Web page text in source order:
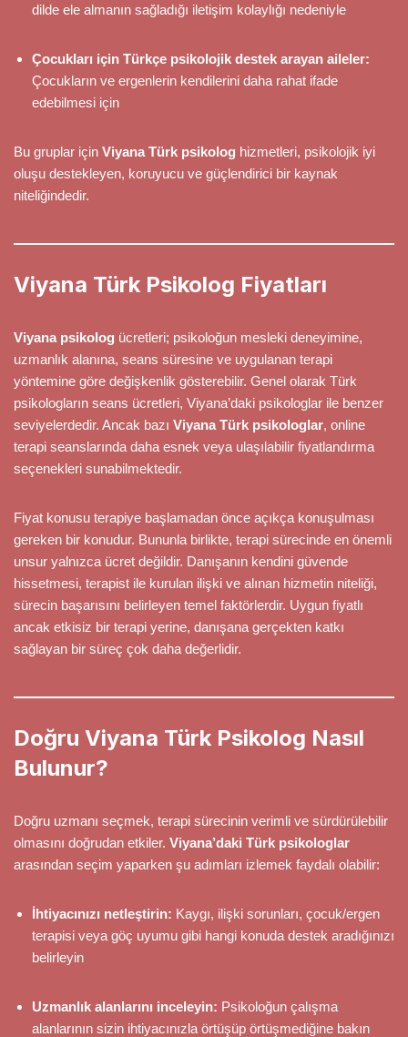
dilde ele almanın sağladığı iletişim kolaylığı nedeniyle
Çocukları için Türkçe psikolojik destek arayan aileler:
Çocukların ve ergenlerin kendilerini daha rahat ifade
edebilmesi için
Bu gruplar için Viyana Türk psikolog hizmetleri, psikolojik iyi
oluşu destekleyen, koruyucu ve güçlendirici bir kaynak
niteliğindedir.
Viyana Türk Psikolog Fiyatları
Viyana psikolog ücretleri; psikoloğun mesleki deneyimine,
uzmanlık alanına, seans süresine ve uygulanan terapi
yöntemine göre değişkenlik gösterebilir. Genel olarak Türk
psikologların seans ücretleri, Viyana’daki psikologlar ile benzer
seviyelerdedir. Ancak bazı Viyana Türk psikologlar, online
terapi seanslarında daha esnek veya ulaşılabilir fiyatlandırma
seçenekleri sunabilmektedir.
Fiyat konusu terapiye başlamadan önce açıkça konuşulması
gereken bir konudur. Bununla birlikte, terapi sürecinde en önemli
unsur yalnızca ücret değildir. Danışanın kendini güvende
hissetmesi, terapist ile kurulan ilişki ve alınan hizmetin niteliği,
sürecin başarısını belirleyen temel faktörlerdir. Uygun fiyatlı
ancak etkisiz bir terapi yerine, danışana gerçekten katkı
sağlayan bir süreç çok daha değerlidir.
Doğru Viyana Türk Psikolog Nasıl
Bulunur?
Doğru uzmanı seçmek, terapi sürecinin verimli ve sürdürülebilir
olmasını doğrudan etkiler. Viyana’daki Türk psikologlar
arasından seçim yaparken şu adımları izlemek faydalı olabilir:
İhtiyacınızı netleştirin: Kaygı, ilişki sorunları, çocuk/ergen
terapisi veya göç uyumu gibi hangi konuda destek aradığınızı
belirleyin
Uzmanlık alanlarını inceleyin: Psikoloğun çalışma
alanlarının sizin ihtiyacınızla örtüşüp örtüşmediğine bakın